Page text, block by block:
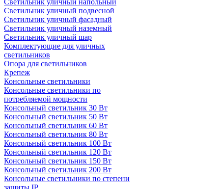
Светильник уличный напольный
Светильник уличный подвесной
Светильник уличный фасадный
Светильник уличный наземный
Cветильник уличный шар
Комплектующие для уличных
светильников
Опора для светильников
Крепеж
Консольные светильники
Консольные светильники по
потребляемой мощности
Консольный светильник 30 Вт
Консольный светильник 50 Вт
Консольный светильник 60 Вт
Консольный светильник 80 Вт
Консольный светильник 100 Вт
Консольный светильник 120 Вт
Консольный светильник 150 Вт
Консольный светильник 200 Вт
Консольные светильники по степени
защиты IP